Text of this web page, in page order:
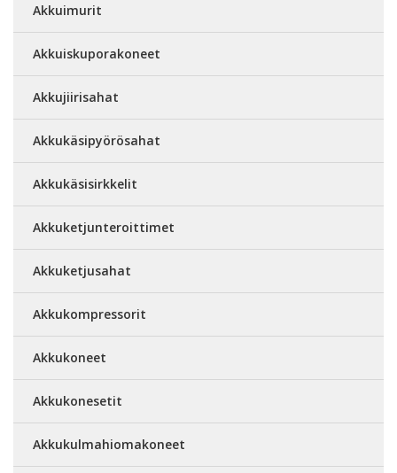
Akkuimurit
Akkuiskuporakoneet
Akkujiirisahat
Akkukäsipyörösahat
Akkukäsisirkkelit
Akkuketjunteroittimet
Akkuketjusahat
Akkukompressorit
Akkukoneet
Akkukonesetit
Akkukulmahiomakoneet